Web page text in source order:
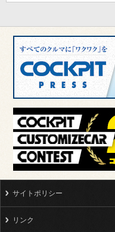
サイトポリシー
リンク